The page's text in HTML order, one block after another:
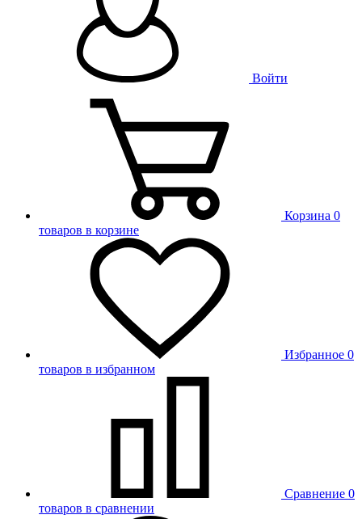
Войти
Корзина 0
товаров в корзине
Избранное 0
товаров в избранном
Сравнение 0
товаров в сравнении